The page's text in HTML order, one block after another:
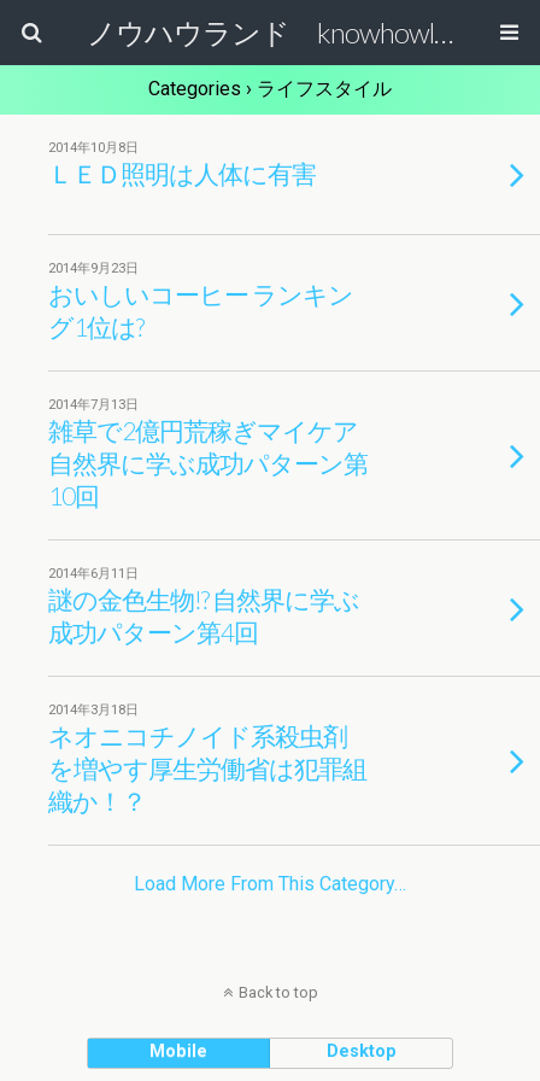
ノウハウランド knowhowland
Categories › ライフスタイル
2014年10月8日
ＬＥＤ照明は人体に有害
2014年9月23日
おいしいコーヒー ランキン
グ1位は?
2014年7月13日
雑草で2億円荒稼ぎマイケア
自然界に学ぶ成功パターン第
10回
2014年6月11日
謎の金色生物!? 自然界に学ぶ
成功パターン第4回
2014年3月18日
ネオニコチノイド系殺虫剤
を増やす厚生労働省は犯罪組
織か！？
Load More From This Category…
Back to top
Mobile Desktop